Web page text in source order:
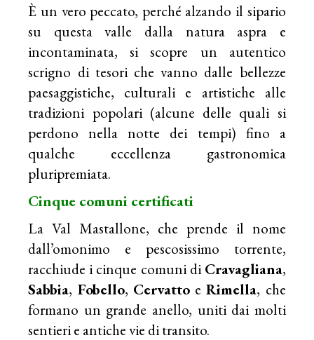
È un vero peccato, perché alzando il sipario
su questa valle dalla natura aspra e
incontaminata, si scopre un autentico
scrigno di tesori che vanno dalle bellezze
paesaggistiche, culturali e artistiche alle
tradizioni popolari (alcune delle quali si
perdono nella notte dei tempi) fino a
qualche eccellenza gastronomica
pluripremiata.
Cinque comuni certificati
La Val Mastallone, che prende il nome
dall’omonimo e pescosissimo torrente,
racchiude i cinque comuni diCravagliana,
Sabbia, Fobello, CervattoeRimella, che
formano un grande anello, uniti dai molti
sentieri e antiche vie di transito.